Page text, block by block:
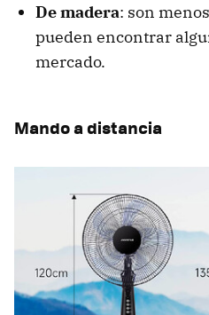
De madera: son
pueden encontrar
mercado.
Mando a distancia